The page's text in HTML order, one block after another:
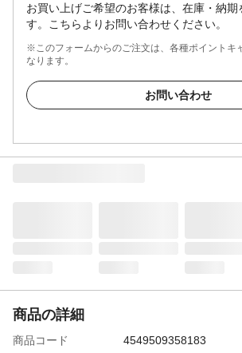
お買い上げご希望のお客様は、在庫・納期
す。こちらよりお問い合わせください。
※このフォームからのご注文は、各種ポイントキ
なります。
お問い合わせ
商品の詳細
商品コード
4549509358183